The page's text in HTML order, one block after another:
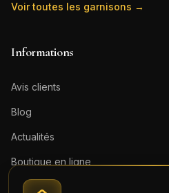
Voir toutes les garnisons →
Informations
Avis clients
Blog
Actualités
Boutique en ligne
Contact